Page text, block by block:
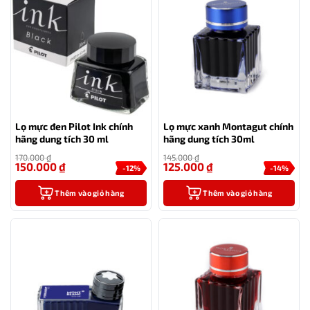
Lọ mực đen Pilot Ink chính
hãng dung tích 30 ml
170.000₫
-12%
150.000₫
Thêm vào giỏ hàng
Lọ mực xanh Montagut chính
hãng dung tích 30ml
145.000₫
-14%
125.000₫
Thêm vào giỏ hàng